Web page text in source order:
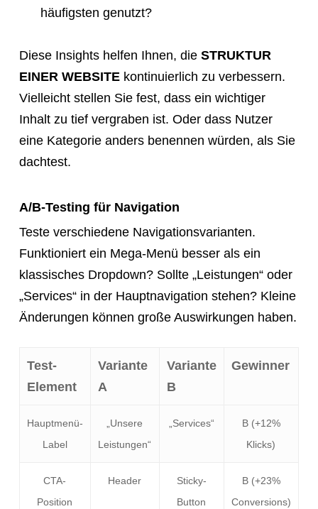
häufigsten genutzt?
Diese Insights helfen Ihnen, die STRUKTUR
EINER WEBSITEkontinuierlich zu verbessern.
Vielleicht stellen Sie fest, dass ein wichtiger
Inhalt zu tief vergraben ist. Oder dass Nutzer
eine Kategorie anders benennen würden, als Sie
dachtest.
A/B-Testing für Navigation
Teste verschiedene Navigationsvarianten.
Funktioniert ein Mega-Menü besser als ein
klassisches Dropdown? Sollte „Leistungen“ oder
„Services“ in der Hauptnavigation stehen? Kleine
Änderungen können große Auswirkungen haben.
Test-
Element
Variante
A
Variante
B
Gewinner
Hauptmenü-
Label
„Unsere
Leistungen“
„Services“
B (+12%
Klicks)
CTA-
Position
Header
Sticky-
Button
B (+23%
Conversions)